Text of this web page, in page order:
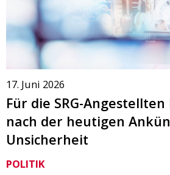
17. Juni 2026
Für die SRG-
nach der heutigen
Unsicherheit
POLITIK